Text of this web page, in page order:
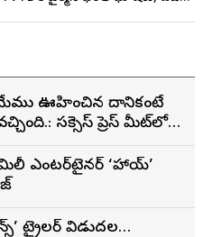
మేము ఊహించిన దానికంటే
సక్సెస్ ప్రెస్ మీట్‌లో
ఎంటర్‌టైనర్ ‘హాయ్’
ట్రైలర్ విడుదల…